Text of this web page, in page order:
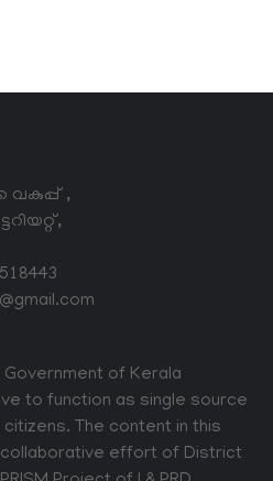
വകുപ്പ് ,
of Kerala
to function as single source
The content in this
effort of District